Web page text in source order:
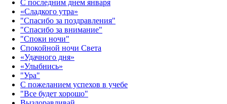
С последним днем января
«Сладкого утра»‎
"Спасибо за поздравления"
"Спасибо за внимание"
"Споки ночи"
Спокойной ночи Света
«Удачного дня»‎
«Улыбнись»‎
"Ура"
С пожеланием успехов в учебе
"Все будет хорошо"